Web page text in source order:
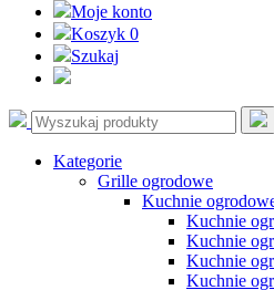
Moje konto
Koszyk 0
Szukaj
Kategorie
Grille ogrodowe
Kuchnie
Kuchnie
Kuchnie
Kuchnie
Kuchnie